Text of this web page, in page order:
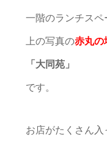
一階のランチスペ
上の写真の赤丸の
「大同苑」
です。
お店がたくさん